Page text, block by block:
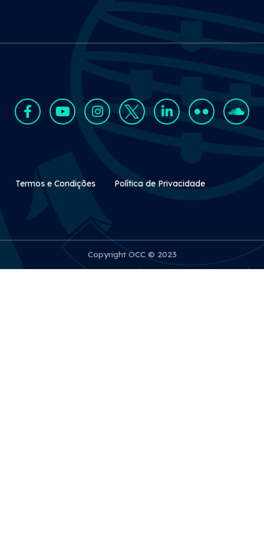
Rodapé Secundário
Termos e Condições Política de Privacidade
Copyright OCC © 2023